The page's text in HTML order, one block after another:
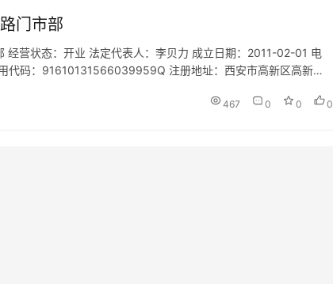
门市部
经营状态：开业 法定代表人：李贝力 成立日期：2011-02-01 电
码：91610131566039959Q 注册地址：西安市高新区高新路
467 0 0 0